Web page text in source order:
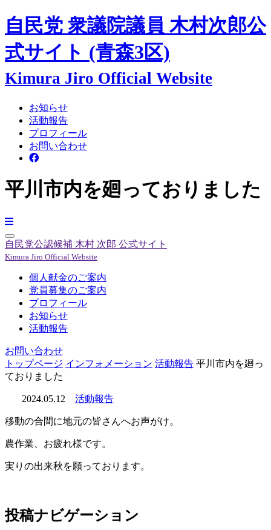
自民党 衆議院議員 木村次郎公
式サイト (青森3区)
Kimura Jiro Official Website
お知らせ
活動報告
プロフィール
お問い合わせ
平川市内を廻っておりました
自民党公認候補 木村 次郎 公式サイト
Kimura Jiro Official Website
個人献金のご案内
党員募集のご案内
プロフィール
お知らせ
活動報告
お問い合わせ
トップページ インフォメーション 活動報告 平川市内を廻っ
ておりました
2024.05.12 活動報告
移動の合間に地元の皆さんへお声がけ。
農作業、お疲れ様です。
実りの出来秋を願っております。
投稿ナビゲーション